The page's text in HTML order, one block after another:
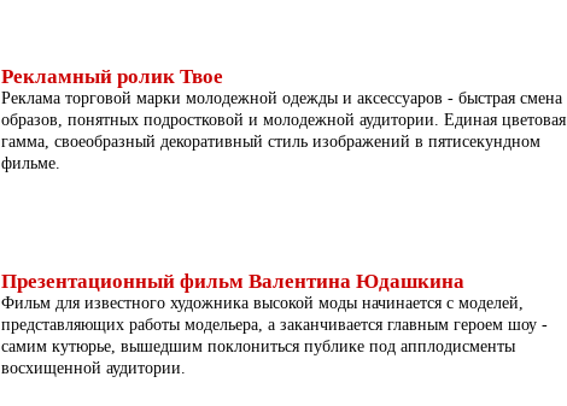
Рекламный ролик Твое
Реклама торговой марки молодежной одежды и аксессуаров - быстрая смена
образов, понятных подростковой и молодежной аудитории. Единая цветовая
гамма, своеобразный декоративный стиль изображений в пятисекундном
фильме.
Презентационный фильм Валентина Юдашкина
Фильм для известного художника высокой моды начинается с моделей,
представляющих работы модельера, а заканчивается главным героем шоу -
самим кутюрье, вышедшим поклониться публике под апплодисменты
восхищенной аудитории.